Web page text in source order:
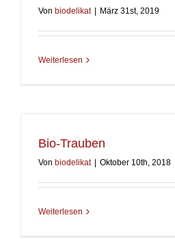
Von biodelikat März 31st, 2019
Weiterlesen
Bio-Trauben
Von biodelikat Oktober 10th, 2018
Weiterlesen